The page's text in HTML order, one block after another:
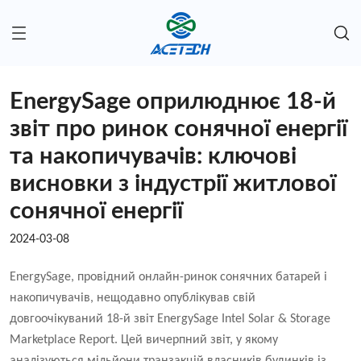
EnergySage оприлюднює 18-й
звіт про ринок сонячної енергії
та накопичувачів: ключові
висновки з індустрії житлової
сонячної енергії
2024-03-08
EnergySage, провідний онлайн-ринок сонячних батарей і
накопичувачів, нещодавно опублікував свій
довгоочікуваний 18-й звіт EnergySage Intel Solar & Storage
Marketplace Report. Цей вичерпний звіт, у якому